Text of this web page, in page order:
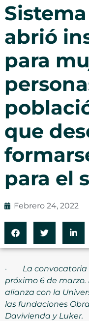
abrió
para
que
para el
Febrero 24, 2022
· La
próximo 6 de
alianza con la
las fundaciones
Davivienda y Luker.